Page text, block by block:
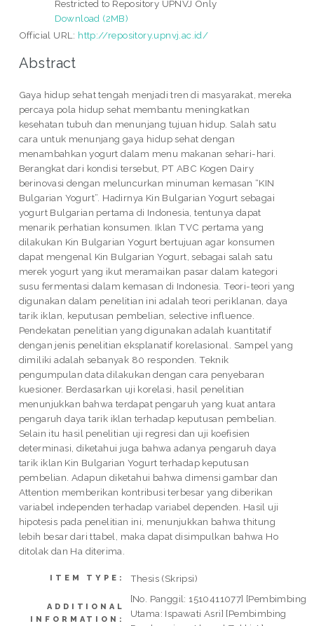
Restricted to Repository UPNVJ Only
Download (2MB)
Official URL: http://repository.upnvj.ac.id/
Abstract
Gaya hidup sehat tengah menjadi tren di masyarakat, mereka
percaya pola hidup sehat membantu meningkatkan
kesehatan tubuh dan menunjang tujuan hidup. Salah satu
cara untuk menunjang gaya hidup sehat dengan
menambahkan yogurt dalam menu makanan sehari-hari.
Berangkat dari kondisi tersebut, PT ABC Kogen Dairy
berinovasi dengan meluncurkan minuman kemasan “KIN
Bulgarian Yogurt”. Hadirnya Kin Bulgarian Yogurt sebagai
yogurt Bulgarian pertama di Indonesia, tentunya dapat
menarik perhatian konsumen. Iklan TVC pertama yang
dilakukan Kin Bulgarian Yogurt bertujuan agar konsumen
dapat mengenal Kin Bulgarian Yogurt, sebagai salah satu
merek yogurt yang ikut meramaikan pasar dalam kategori
susu fermentasi dalam kemasan di Indonesia. Teori-teori yang
digunakan dalam penelitian ini adalah teori periklanan, daya
tarik iklan, keputusan pembelian, selective influence.
Pendekatan penelitian yang digunakan adalah kuantitatif
dengan jenis penelitian eksplanatif korelasional. Sampel yang
dimiliki adalah sebanyak 80 responden. Teknik
pengumpulan data dilakukan dengan cara penyebaran
kuesioner. Berdasarkan uji korelasi, hasil penelitian
menunjukkan bahwa terdapat pengaruh yang kuat antara
pengaruh daya tarik iklan terhadap keputusan pembelian.
Selain itu hasil penelitian uji regresi dan uji koefisien
determinasi, diketahui juga bahwa adanya pengaruh daya
tarik iklan Kin Bulgarian Yogurt terhadap keputusan
pembelian. Adapun diketahui bahwa dimensi gambar dan
Attention memberikan kontribusi terbesar yang diberikan
variabel independen terhadap variabel dependen. Hasil uji
hipotesis pada penelitian ini, menunjukkan bahwa thitung
lebih besar dari ttabel, maka dapat disimpulkan bahwa Ho
ditolak dan Ha diterima.
ITEM TYPE: Thesis (Skripsi)
ADDITIONAL
INFORMATION:
[No. Panggil: 1510411077] [Pembimbing
Utama: Ispawati Asri] [Pembimbing